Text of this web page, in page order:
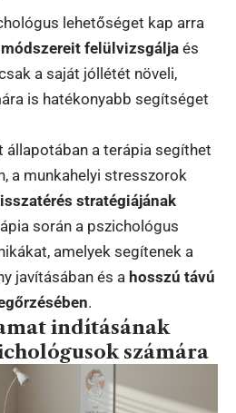
lehetőséget kap arra
felülvizsgálja és
a saját jóllétét növeli,
is hatékonyabb segítséget
a terápia segíthet
a munkahelyi stresszorok
stratégiájának
során a pszichológus
amelyek segítenek a
javításában és a hosszú távú
.
indításának
számára